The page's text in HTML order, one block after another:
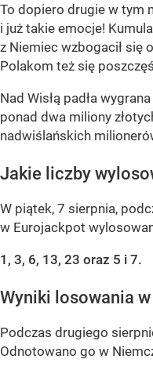
To dopiero drugie w tym
i już takie emocje!
z Niemiec wzbogacił się
Polakom też się
Nad Wisłą padła
ponad dwa miliony
nadwiślańskich
Jakie liczby
W piątek, 7 sierpnia,
w Eurojackpot
1, 3, 6, 13, 23 oraz 5 i 7.
Wyniki losowania
Podczas drugiego
Odnotowano go w